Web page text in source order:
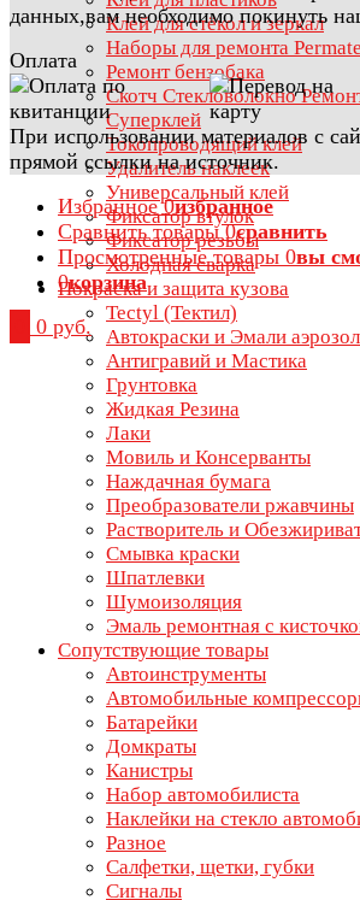
Клей для стёкол и зеркал
Наборы для ремонта
Ремонт бензобака
Скотч Стекловолокно
Суперклей
Токопроводящий клей
Удалитель наклеек
Универсальный клей
Фиксатор втулок
Фиксатор резьбы
Холодная сварка
Покраска и защита кузова
Tectyl (Тектил)
Автокраски и Эмали
Антигравий и Мастика
Грунтовка
Жидкая Резина
Лаки
Мовиль и Консерванты
Наждачная бумага
Преобразователи ржавчины
Растворитель и
Смывка краски
Шпатлевки
Шумоизоляция
Эмаль ремонтная с
Сопутствующие товары
Автоинструменты
Автомобильные
Батарейки
Домкраты
Канистры
Набор автомобилиста
Наклейки на стекло
Разное
Салфетки, щетки, губки
Сигналы
данных,вам необходимо покинуть
Оплата
При использовании материалов с
прямой ссылки на источник.
Избранное 0избранное
Сравнить товары 0сравнить
Просмотренные товары 0вы
0корзина
0 руб.